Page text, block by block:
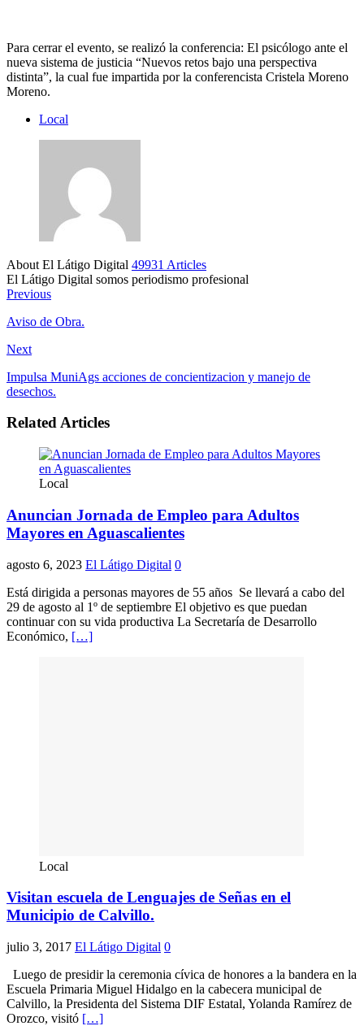
Para cerrar el evento, se realizó la conferencia: El psicólogo ante el
nueva sistema de justicia “Nuevos retos bajo una perspectiva
distinta”, la cual fue impartida por la conferencista Cristela Moreno
Moreno.
Local
About El Látigo Digital 49931 Articles
El Látigo Digital somos periodismo profesional
Website
Facebook
Previous
Aviso de Obra.
Next
Impulsa MuniAgs acciones de concientizacion y manejo de
desechos.
Related Articles
Local
Anuncian Jornada de Empleo para Adultos
Mayores en Aguascalientes
agosto 6, 2023 El Látigo Digital 0
Está dirigida a personas mayores de 55 años Se llevará a cabo del
29 de agosto al 1º de septiembre El objetivo es que puedan
continuar con su vida productiva La Secretaría de Desarrollo
Económico, […]
Local
Visitan escuela de Lenguajes de Señas en el
Municipio de Calvillo.
julio 3, 2017 El Látigo Digital 0
Luego de presidir la ceremonia cívica de honores a la bandera en la
Escuela Primaria Miguel Hidalgo en la cabecera municipal de
Calvillo, la Presidenta del Sistema DIF Estatal, Yolanda Ramírez de
Orozco, visitó […]